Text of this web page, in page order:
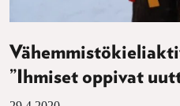
”Ihmiset oppivat